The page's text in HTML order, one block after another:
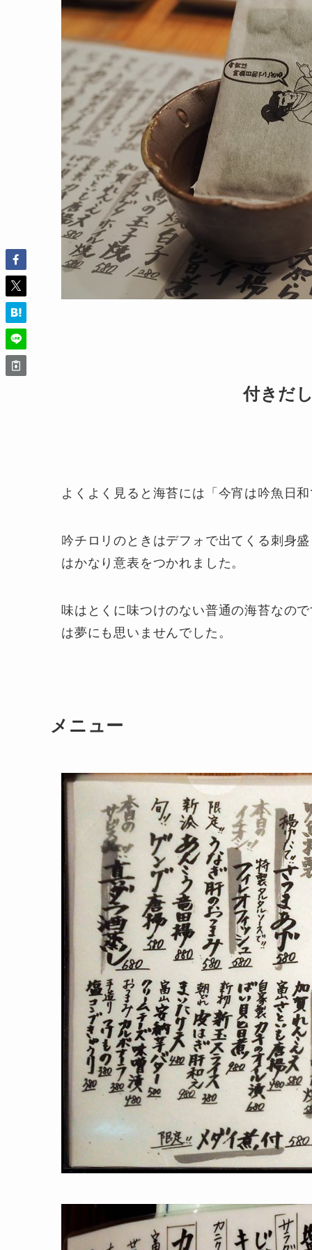
付きだ
よくよく見ると海苔には「今宵は吟魚日
吟チロリのときはデフォで出てくる刺身
はかなり意表をつかれました。
味はとくに味つけのない普通の海苔なの
は夢にも思いませんでした。
メニュー